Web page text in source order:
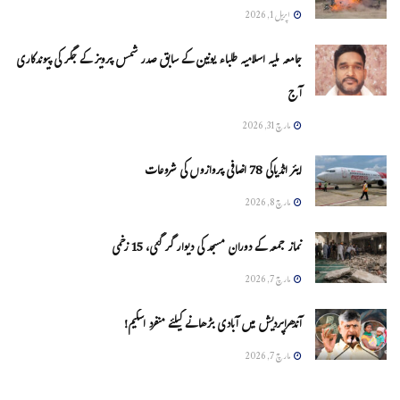
اپریل 1, 2026
جامعہ ملیہ اسلامیہ طلباء یونین کے سابق صدر شمس پرویز کے جگر کی پیوندکاری
آج
مارچ 31, 2026
ایئر انڈیاکی 78 اضافی پروازوں کی شروعات
مارچ 8, 2026
نماز جمعہ کے دوران مسجد کی دیوار گر گئی، 15 زخمی
مارچ 7, 2026
آندھراپردیش میں آبادی بڑھانے کیلئے منفرد اسکیم!
مارچ 7, 2026